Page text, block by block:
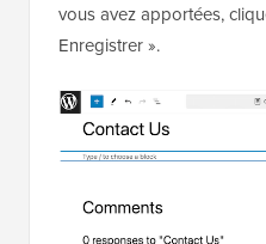
vous avez apportées,
Enregistrer ».